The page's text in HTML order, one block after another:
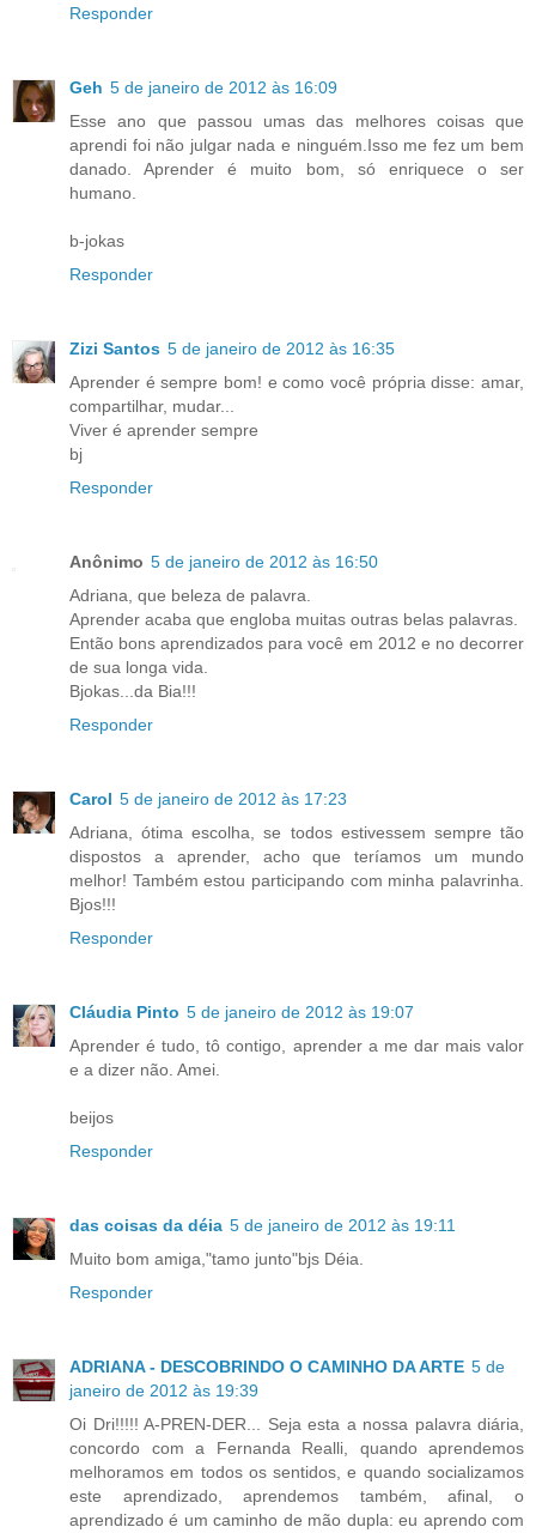
Responder
Geh 5 de janeiro de 2012 às 16:09
Esse ano que passou umas das melhores coisas que
aprendi foi não julgar nada e ninguém.Isso me fez um bem
danado. Aprender é muito bom, só enriquece o ser
humano.
b-jokas
Responder
Zizi Santos 5 de janeiro de 2012 às 16:35
Aprender é sempre bom! e como você própria disse: amar,
compartilhar, mudar...
Viver é aprender sempre
bj
Responder
Anônimo 5 de janeiro de 2012 às 16:50
Adriana, que beleza de palavra.
Aprender acaba que engloba muitas outras belas palavras.
Então bons aprendizados para você em 2012 e no decorrer
de sua longa vida.
Bjokas...da Bia!!!
Responder
Carol 5 de janeiro de 2012 às 17:23
Adriana, ótima escolha, se todos estivessem sempre tão
dispostos a aprender, acho que teríamos um mundo
melhor! Também estou participando com minha palavrinha.
Bjos!!!
Responder
Cláudia Pinto 5 de janeiro de 2012 às 19:07
Aprender é tudo, tô contigo, aprender a me dar mais valor
e a dizer não. Amei.
beijos
Responder
das coisas da déia 5 de janeiro de 2012 às 19:11
Muito bom amiga,"tamo junto"bjs Déia.
Responder
ADRIANA - DESCOBRINDO O CAMINHO DA ARTE 5 de
janeiro de 2012 às 19:39
Oi Dri!!!!! A-PREN-DER... Seja esta a nossa palavra diária,
concordo com a Fernanda Realli, quando aprendemos
melhoramos em todos os sentidos, e quando socializamos
este aprendizado, aprendemos também, afinal, o
aprendizado é um caminho de mão dupla: eu aprendo com